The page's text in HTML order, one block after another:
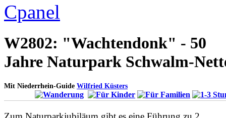
Cpanel
W2802: "Wachtendonk" - 50
Jahre Naturpark Schwalm-
Mit Niederrhein-Guide Wilfried Küsters